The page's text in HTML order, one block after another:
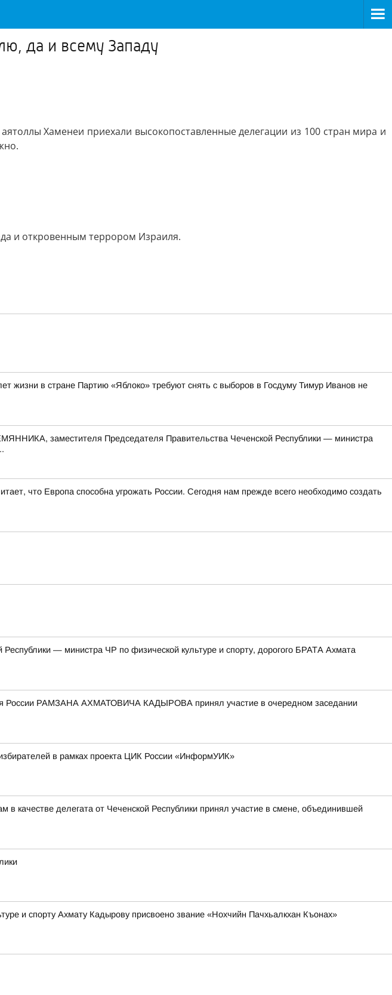
да и всему Западу
Хаменеи приехали высокопоставленные делегации из 100 стран мира и
и откровенным террором Израиля.
жизни в стране Партию «Яблоко» требуют снять с выборов в Госдуму Тимур Иванов не
заместителя Председателя Правительства Чеченской Республики — министра
что Европа способна угрожать России. Сегодня нам прежде всего необходимо создать
— министра ЧР по физической культуре и спорту, дорогого БРАТА Ахмата
России РАМЗАНА АХМАТОВИЧА КАДЫРОВА принял участие в очередном заседании
в рамках проекта ЦИК России «ИнформУИК»
качестве делегата от Чеченской Республики принял участие в смене, объединившей
и спорту Ахмату Кадырову присвоено звание «Нохчийн Пачхьалкхан Къонах»